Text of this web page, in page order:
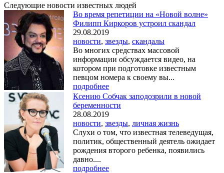
Следующие новости известных людей
Во время репетиции на «Новой волне»
Филипп Киркоров устроил скандал
29.08.2019
новости, звезды, скандалы
Во многих средствах массовой
информации обсуждается видео, на
котором при подготовке известным
певцом номера к своему вы...
подробнее
Ксению Собчак заподозрили в новой
беременности
28.08.2019
новости, звезды, личная жизнь
Слухи о том, что известная телеведущая,
политик, общественный деятель ожидает
рождения второго ребенка, появились
давно....
подробнее